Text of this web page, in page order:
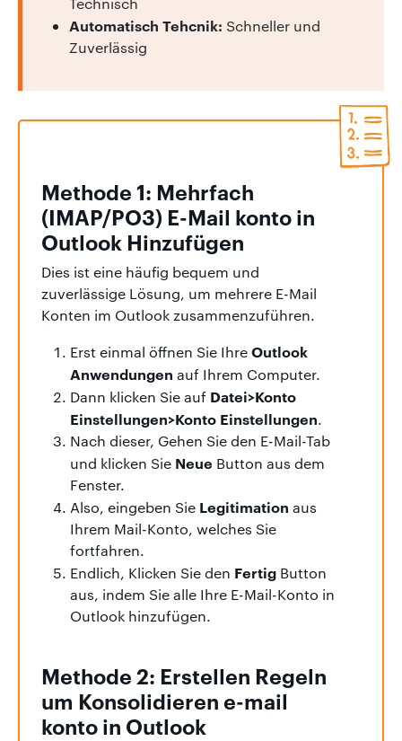
Automatisch Tehcnik: Schneller und
Zuverlässig
Methode 1: Mehrfach
(IMAP/PO3) E-Mail konto in
Outlook Hinzufügen
Dies ist eine häufig bequem und
zuverlässige Lösung, um mehrere E-Mail
Konten im Outlook zusammenzuführen.
Erst einmal öffnen Sie IhreOutlook
Anwendungen auf Ihrem Computer.
Dann klicken Sie auf Datei>Konto
Einstellungen>Konto Einstellungen.
Nach dieser, Gehen Sie den E-Mail-Tab
und klicken Sie Neue Button aus dem
Fenster.
Also, eingeben Sie Legitimation aus
Ihrem Mail-Konto, welches Sie
fortfahren.
Endlich, Klicken Sie den Fertig Button
aus, indem Sie alle Ihre E-Mail-Konto in
Outlook hinzufügen.
Methode 2: Erstellen Regeln
um Konsolidieren e-mail
konto in Outlook